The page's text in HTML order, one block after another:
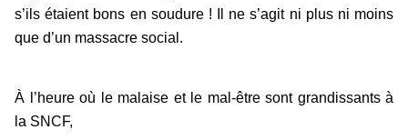
s’ils étaient bons en soudure ! Il ne s’agit ni plus ni moins
que d’un massacre social.
À l’heure où le malaise et le mal-être sont grandissants à
la SNCF,